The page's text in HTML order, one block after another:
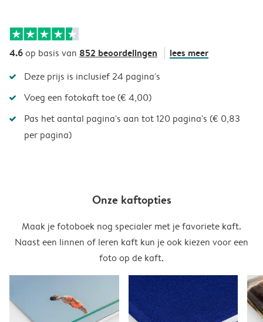
4.6op basis van 852 beoordelingen lees meer
Deze prijs is inclusief 24 pagina's
Voeg een fotokaft toe (€ 4,00)
Pas het aantal pagina's aan tot 120 pagina's (€ 0,83
per pagina)
Onze kaftopties
Maak je fotoboek nog specialer met je favoriete kaft.
Naast een linnen of leren kaft kun je ook kiezen voor een
foto op de kaft.